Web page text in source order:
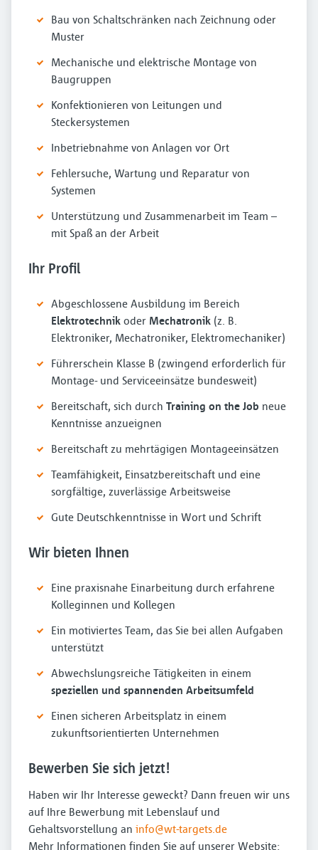
Bau von Schaltschränken nach Zeichnung oder
Muster
Mechanische und elektrische Montage von
Baugruppen
Konfektionieren von Leitungen und
Steckersystemen
Inbetriebnahme von Anlagen vor Ort
Fehlersuche, Wartung und Reparatur von
Systemen
Unterstützung und Zusammenarbeit im Team –
mit Spaß an der Arbeit
Ihr Profil
Abgeschlossene Ausbildung im Bereich
Elektrotechnik oder Mechatronik (z. B.
Elektroniker, Mechatroniker, Elektromechaniker)
Führerschein Klasse B (zwingend erforderlich für
Montage- und Serviceeinsätze bundesweit)
Bereitschaft, sich durch Training on the Job neue
Kenntnisse anzueignen
Bereitschaft zu mehrtägigen Montageeinsätzen
Teamfähigkeit, Einsatzbereitschaft und eine
sorgfältige, zuverlässige Arbeitsweise
Gute Deutschkenntnisse in Wort und Schrift
Wir bieten Ihnen
Eine praxisnahe Einarbeitung durch erfahrene
Kolleginnen und Kollegen
Ein motiviertes Team, das Sie bei allen Aufgaben
unterstützt
Abwechslungsreiche Tätigkeiten in einem
speziellen und spannenden Arbeitsumfeld
Einen sicheren Arbeitsplatz in einem
zukunftsorientierten Unternehmen
Bewerben Sie sich jetzt!
Haben wir Ihr Interesse geweckt? Dann freuen wir uns
auf Ihre Bewerbung mit Lebenslauf und
Gehaltsvorstellung an info@wt-targets.de
Mehr Informationen finden Sie auf unserer Website: